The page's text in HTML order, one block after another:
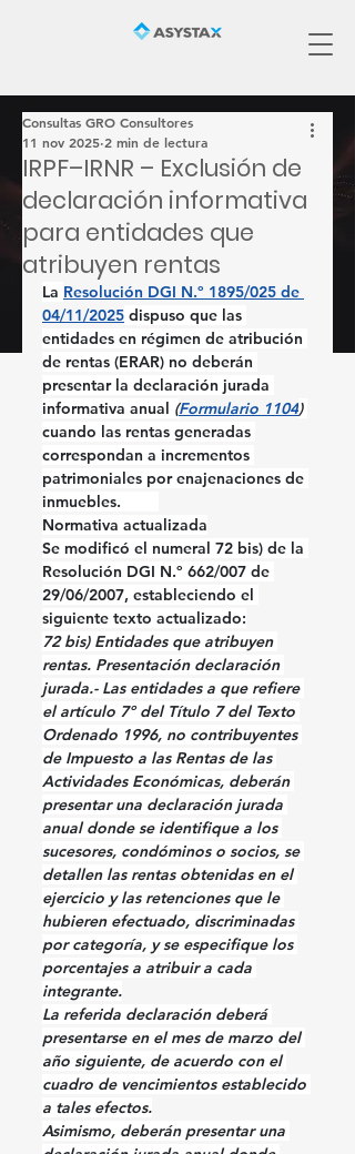
IRPF–IRNR – Exclusión de
declaración informativa
para entidades que
atribuyen rentas
Consultas GRO Consultores
11 nov 2025 2 min de lectura
La Resolución DGI N.º 1895/025 de
04/11/2025 dispuso que las
entidades en régimen de atribución
de rentas (ERAR) no deberán
presentar la declaración jurada
informativa anual (Formulario 1104)
cuando las rentas generadas
correspondan a incrementos
patrimoniales por enajenaciones de
inmuebles.
Normativa actualizada
Se modificó el numeral 72 bis) de la
Resolución DGI N.º 662/007 de
29/06/2007, estableciendo el
siguiente texto actualizado:
72 bis) Entidades que atribuyen
rentas. Presentación declaración
jurada.- Las entidades a que refiere
el artículo 7º del Título 7 del Texto
Ordenado 1996, no contribuyentes
de Impuesto a las Rentas de las
Actividades Económicas, deberán
presentar una declaración jurada
anual donde se identifique a los
sucesores, condóminos o socios, se
detallen las rentas obtenidas en el
ejercicio y las retenciones que le
hubieren efectuado, discriminadas
por categoría, y se especifique los
porcentajes a atribuir a cada
integrante.
La referida declaración deberá
presentarse en el mes de marzo del
año siguiente, de acuerdo con el
cuadro de vencimientos establecido
a tales efectos.
Asimismo, deberán presentar una